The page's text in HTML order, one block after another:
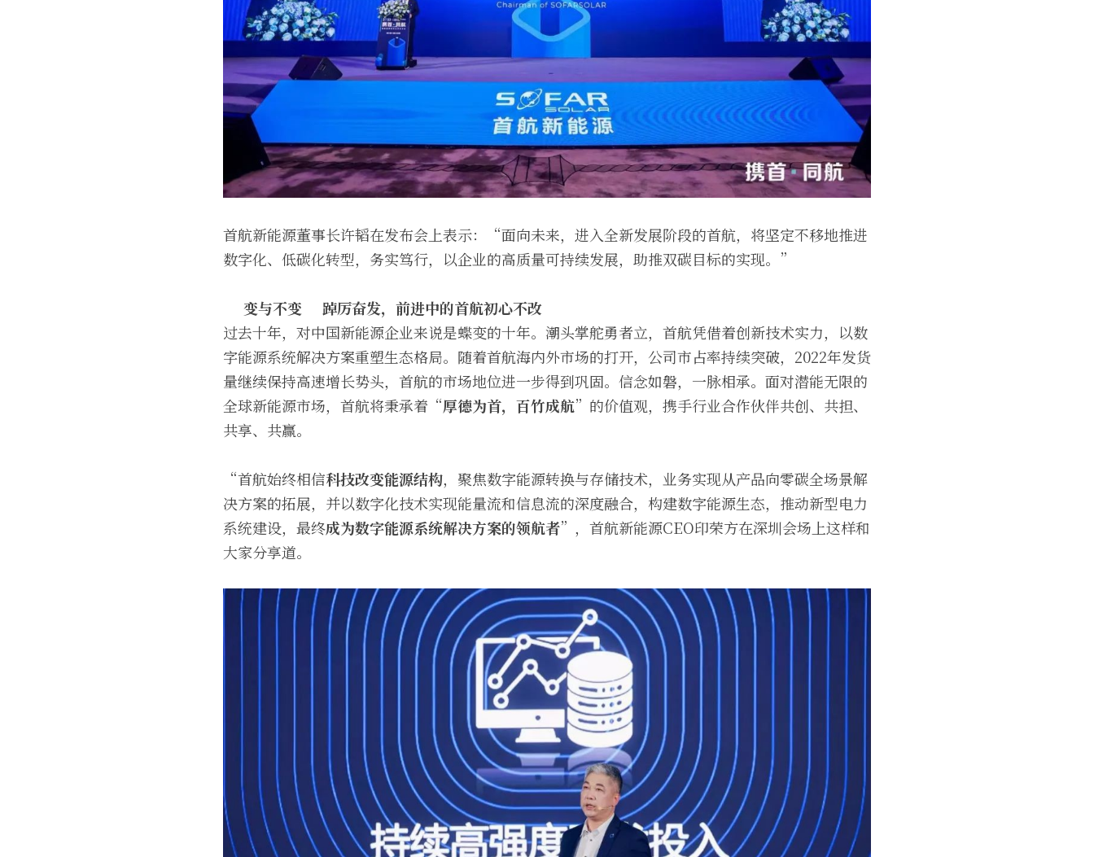
首航新能源董事长许韬在发布会上表示：“面向未来，进入全新发展阶段的首航，将坚定不移地推进
数字化、低碳化转型，务实笃行，以企业的高质量可持续发展，助推双碳目标的实现。”
变与不变
踔厉奋发，前进中的首航初心不改
过去十年，对中国新能源企业来说是蝶变的十年。潮头掌舵勇者立，首航凭借着创新技术实力，以数
字能源系统解决方案重塑生态格局。随着首航海内外市场的打开，公司市占率持续突破，2022年发货
量继续保持高速增长势头，首航的市场地位进一步得到巩固。信念如磐，一脉相承。面对潜能无限的
全球新能源市场，首航将秉承着“厚德为首，百竹成航”的价值观，携手行业合作伙伴共创、共担、
共享、共赢。
“首航始终相信科技改变能源结构，聚焦数字能源转换与存储技术，业务实现从产品向零碳全场景解
决方案的拓展，并以数字化技术实现能量流和信息流的深度融合，构建数字能源生态，推动新型电力
系统建设，最终成为数字能源系统解决方案的领航者”，首航新能源CEO印荣方在深圳会场上这样和
大家分享道。